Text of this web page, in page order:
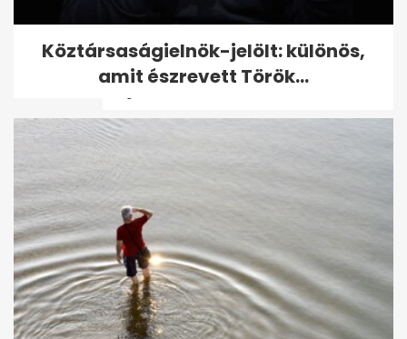
98 éves Benedek Gábor, a
legidősebb magyar olimpiai
bajnok - volt,...
Köztársaságielnök-jelölt: különös,
amit észrevett Török...